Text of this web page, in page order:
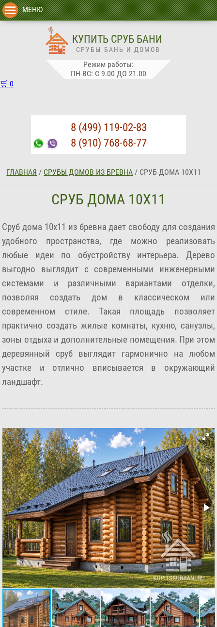
8 (499) 119-02-83
8 (910) 768-68-77
МЕНЮ
КУПИТЬ СРУБ БАНИ
СРУБЫ БАНЬ И ДОМОВ
Режим работы:
ПН-ВС: С 9.00 ДО 21.00
🛒 0
ГЛАВНАЯ / СРУБЫ ДОМОВ ИЗ БРЕВНА / СРУБ ДОМА 10Х11
СРУБ ДОМА 10Х11
Сруб дома 10х11 из бревна дает свободу для создания
удобного пространства, где можно реализовать
любые идеи по обустройству интерьера. Дерево
выгодно выглядит с современными инженерными
системами и различными вариантами отделки,
позволяя создать дом в классическом или
современном стиле. Такая площадь позволяет
практично создать жилые комнаты, кухню, санузлы,
зоны отдыха и дополнительные помещения. При этом
деревянный сруб выглядит гармонично на любом
участке и отлично вписывается в окружающий
ландшафт.